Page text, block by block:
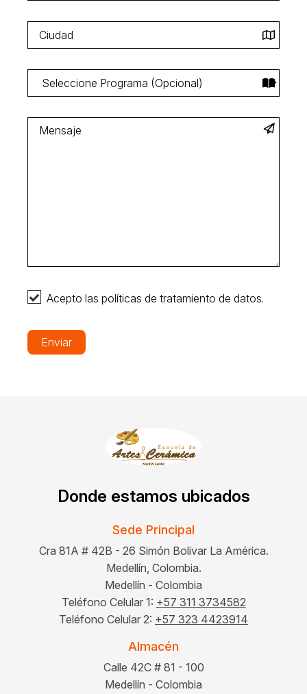
Acepto las políticas de tratamiento de datos.
Enviar
Donde estamos ubicados
Sede Principal
Cra 81A # 42B - 26 Simón Bolivar La América.
Medellín, Colombia.
Medellín - Colombia
Teléfono Celular 1: +57 311 3734582
Teléfono Celular 2: +57 323 4423914
Almacén
Calle 42C # 81 - 100
Medellín - Colombia